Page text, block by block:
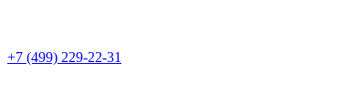
+7 (499) 229-22-31